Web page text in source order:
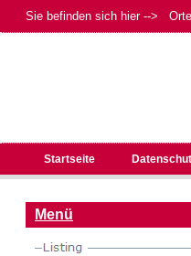
Sie befinden sich hier -->
Startseite
Menü